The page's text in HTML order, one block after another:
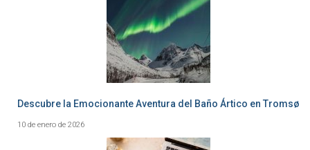
Descubre la Emocionante Aventura del Baño Ártico en Tromsø
10 de enero de 2026